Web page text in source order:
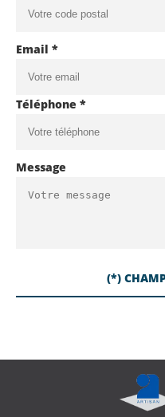
Email *
Téléphone *
Message
(*)